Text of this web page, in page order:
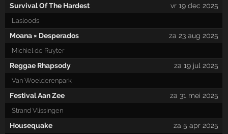
Survival Of The Hardest vr 19 dec 2025
Lasloods
Moana × Desperados za 23 aug 2025
Michiel de Ruyter
Reggae Rhapsody za 19 jul 2025
Van Woelderenpark
Festival Aan Zee za 31 mei 2025
Strand Vlissingen
Housequake za 5 apr 2025